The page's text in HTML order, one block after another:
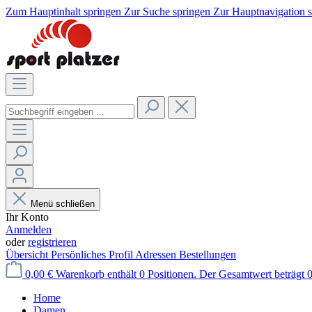
Zum Hauptinhalt springen Zur Suche springen Zur Hauptnavigation
Menü schließen
Ihr Konto
Anmelden
oderregistrieren
Übersicht Persönliches Profil Adressen Bestellungen
0,00 € Warenkorb enthält 0 Positionen. Der Gesamtwert beträgt
Home